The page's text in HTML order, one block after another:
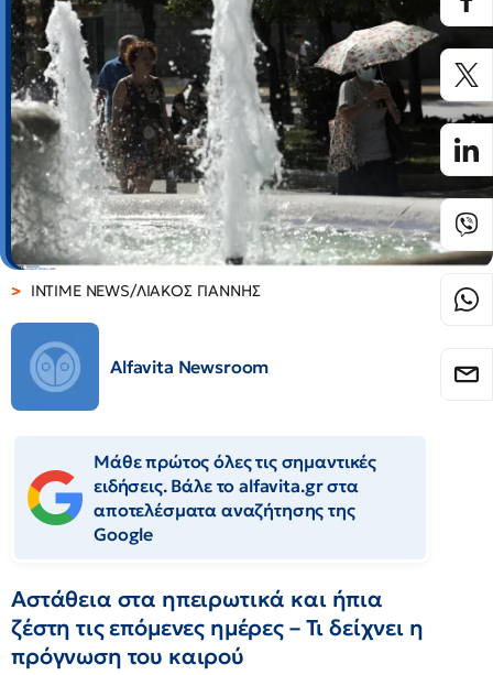
INTIME NEWS/ΛΙΑΚΟΣ ΓΙΑΝΝΗΣ
Alfavita Newsroom
Μάθε πρώτος όλες τις σημαντικές
ειδήσεις. Βάλε το alfavita.gr στα
αποτελέσματα αναζήτησης της
Google
Αστάθεια στα ηπειρωτικά και ήπια
ζέστη τις επόμενες ημέρες – Τι δείχνει η
πρόγνωση του καιρού